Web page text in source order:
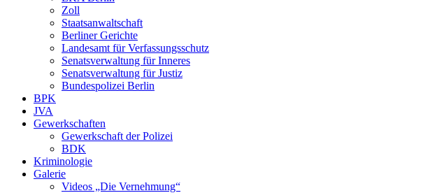
Zoll
Staatsanwaltschaft
Berliner Gerichte
Landesamt für Verfassungsschutz
Senatsverwaltung für Inneres
Senatsverwaltung für Justiz
Bundespolizei Berlin
BPK
JVA
Gewerkschaften
Gewerkschaft der Polizei
BDK
Kriminologie
Galerie
Videos „Die Vernehmung“